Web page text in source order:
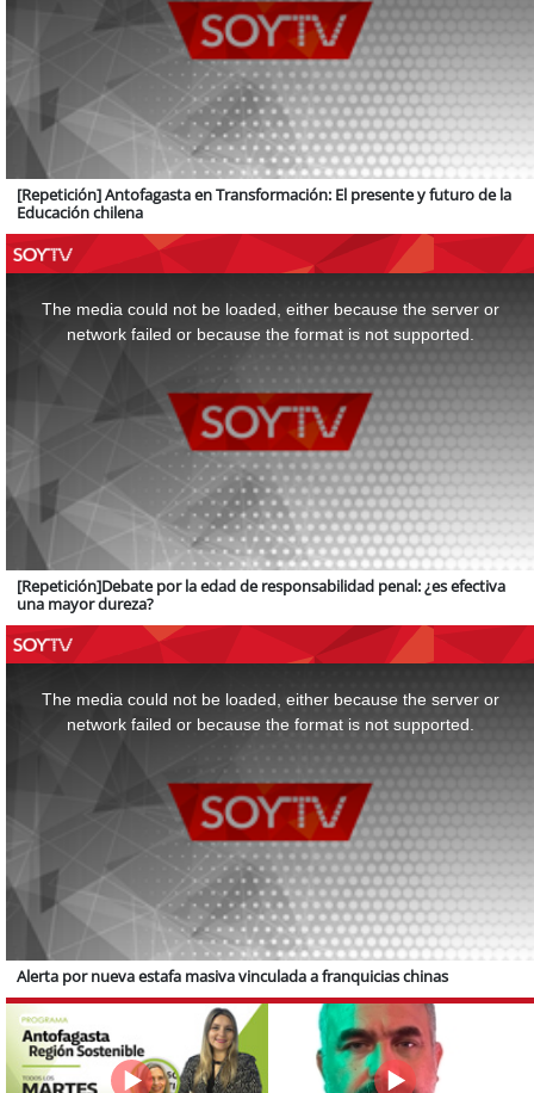
[Repetición] Antofagasta en Transformación: El presente y futuro de la
Educación chilena
The media could not be loaded, either because the server or
network failed or because the format is not supported.
[Repetición]Debate por la edad de responsabilidad penal: ¿es efectiva
una mayor dureza?
The media could not be loaded, either because the server or
network failed or because the format is not supported.
Alerta por nueva estafa masiva vinculada a franquicias chinas